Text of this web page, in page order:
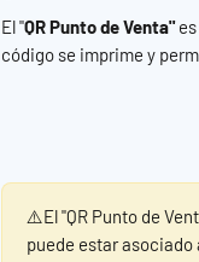
El "QR Punto de Venta"
código se imprime y
⚠️El "QR Punto de
puede estar asociado